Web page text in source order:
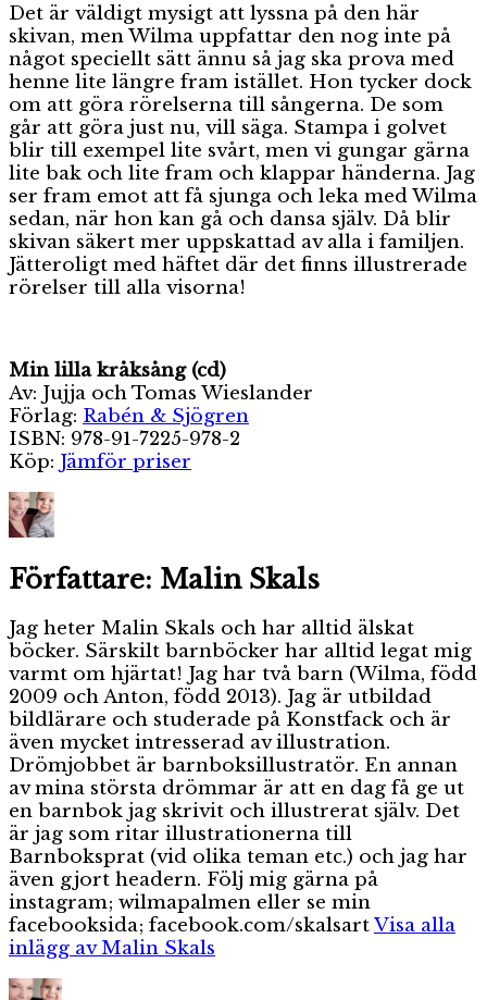
Det är väldigt mysigt att lyssna på den här
skivan, men Wilma uppfattar den nog inte på
något speciellt sätt ännu så jag ska prova med
henne lite längre fram istället. Hon tycker dock
om att göra rörelserna till sångerna. De som
går att göra just nu, vill säga. Stampa i golvet
blir till exempel lite svårt, men vi gungar gärna
lite bak och lite fram och klappar händerna. Jag
ser fram emot att få sjunga och leka med Wilma
sedan, när hon kan gå och dansa själv. Då blir
skivan säkert mer uppskattad av alla i familjen.
Jätteroligt med häftet där det finns illustrerade
rörelser till alla visorna!
Min lilla kråksång (cd)
Av: Jujja och Tomas Wieslander
Förlag: Rabén & Sjögren
ISBN: 978-91-7225-978-2
Köp: Jämför priser
Författare: Malin Skals
Jag heter Malin Skals och har alltid älskat
böcker. Särskilt barnböcker har alltid legat mig
varmt om hjärtat! Jag har två barn (Wilma, född
2009 och Anton, född 2013). Jag är utbildad
bildlärare och studerade på Konstfack och är
även mycket intresserad av illustration.
Drömjobbet är barnboksillustratör. En annan
av mina största drömmar är att en dag få ge ut
en barnbok jag skrivit och illustrerat själv. Det
är jag som ritar illustrationerna till
Barnboksprat (vid olika teman etc.) och jag har
även gjort headern. Följ mig gärna på
instagram; wilmapalmen eller se min
facebooksida; facebook.com/skalsartVisa alla
inlägg av Malin Skals
Författare